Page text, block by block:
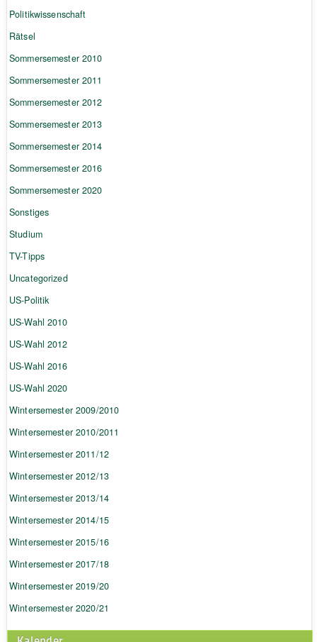
Politikwissenschaft
Rätsel
Sommersemester 2010
Sommersemester 2011
Sommersemester 2012
Sommersemester 2013
Sommersemester 2014
Sommersemester 2016
Sommersemester 2020
Sonstiges
Studium
TV-Tipps
Uncategorized
US-Politik
US-Wahl 2010
US-Wahl 2012
US-Wahl 2016
US-Wahl 2020
Wintersemester 2009/2010
Wintersemester 2010/2011
Wintersemester 2011/12
Wintersemester 2012/13
Wintersemester 2013/14
Wintersemester 2014/15
Wintersemester 2015/16
Wintersemester 2017/18
Wintersemester 2019/20
Wintersemester 2020/21